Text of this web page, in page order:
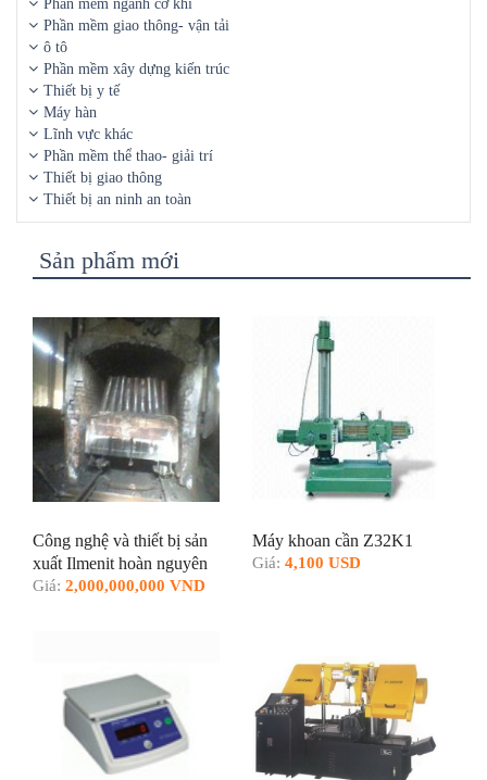
Phần mềm ngành cơ khí
Phần mềm giao thông- vận tải
ô tô
Phần mềm xây dựng kiến trúc
Thiết bị y tế
Máy hàn
Lĩnh vực khác
Phần mềm thể thao- giải trí
Thiết bị giao thông
Thiết bị an ninh an toàn
Sản phẩm mới
Công nghệ và thiết bị sản
xuất Ilmenit hoàn nguyên
bằng bao nung một lần sử
Giá: 2,000,000,000 VND
Máy khoan cần Z32K1
Giá: 4,100 USD